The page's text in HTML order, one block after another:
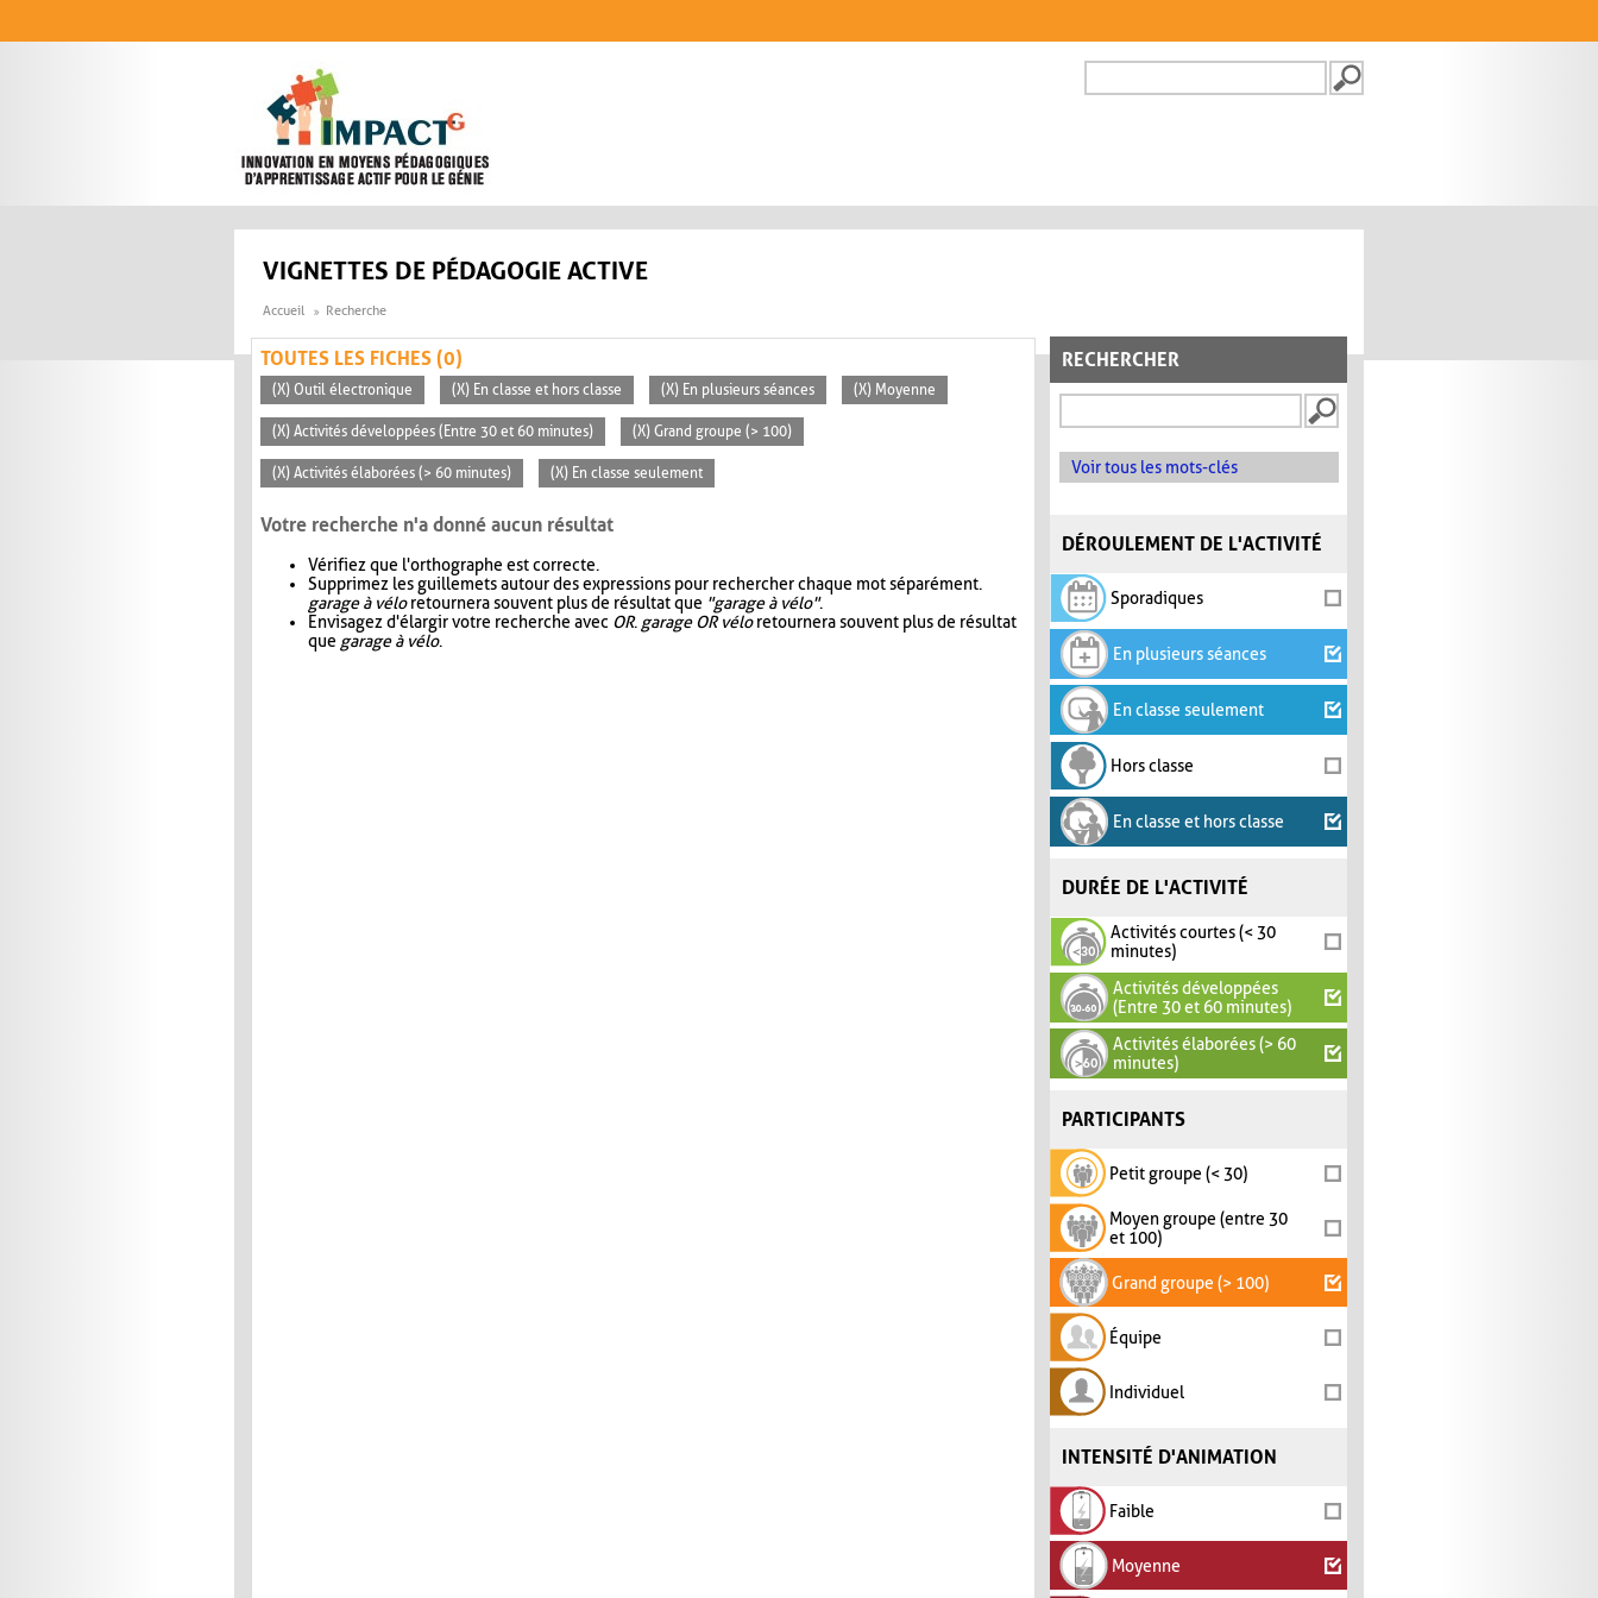
FORMULAIRE DE
VIGNETTES DE PÉDAGOGIE ACTIVE
Accueil Recherche
RECHERCHER
Voir tous les mots-clés
DÉROULEMENT DE L'ACTIVITÉ
Sporadiques
En plusieurs séances
En classe seulement
Hors classe
En classe et hors classe
DURÉE DE L'ACTIVITÉ
Activités courtes (< 30
minutes)
Activités développées
(Entre 30 et 60 minutes)
Activités élaborées (> 60
minutes)
PARTICIPANTS
Petit groupe (< 30)
Moyen groupe (entre 30
et 100)
Grand groupe (> 100)
Équipe
Individuel
INTENSITÉ D'ANIMATION
Faible
Moyenne
TOUTES LES FICHES (0)
(X) Outil électronique (X) En classe et hors classe (X) En plusieurs séances (X) Moyenne
(X) Activités développées (Entre 30 et 60 minutes) (X) Grand groupe (> 100)
(X) Activités élaborées (> 60 minutes) (X) En classe seulement
Votre recherche n'a donné aucun résultat
Vérifiez que l'orthographe est correcte.
Supprimez les guillemets autour des expressions pour rechercher chaque mot séparément.
garage à véloretournera souvent plus de résultat que "garage à vélo".
Envisagez d'élargir votre recherche avec OR. garage OR véloretournera souvent plus de résultat
que garage à vélo.